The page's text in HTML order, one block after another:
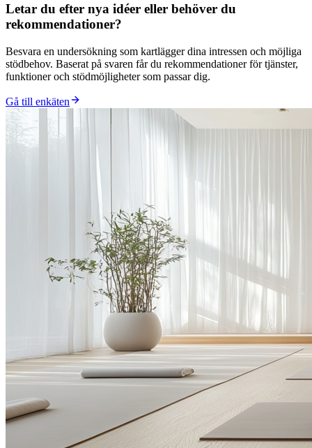
Letar du efter nya idéer eller behöver du
rekommendationer?
Besvara en undersökning som kartlägger dina intressen och möjliga
stödbehov. Baserat på svaren får du rekommendationer för tjänster,
funktioner och stödmöjligheter som passar dig.
Gå till enkäten